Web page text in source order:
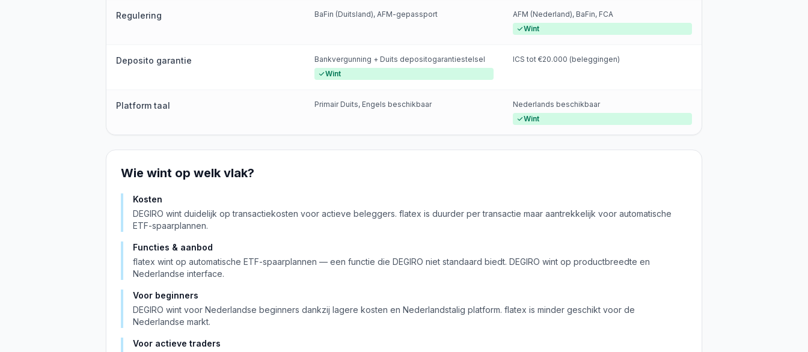
Regulering BaFin (Duitsland), AFM-gepassport
AFM (Nederland), BaFin, FCA
Wint
Deposito garantie
Bankvergunning + Duits depositogarantiestelsel
Wint
ICS tot €20.000 (beleggingen)
Platform taal Primair Duits, Engels beschikbaar
Nederlands beschikbaar
Wint
Wie wint op welk vlak?
Kosten
DEGIRO wint duidelijk op transactiekosten voor actieve beleggers. flatex is duurder per transactie maar aantrekkelijk voor automatische
ETF-spaarplannen.
Functies & aanbod
flatex wint op automatische ETF-spaarplannen — een functie die DEGIRO niet standaard biedt. DEGIRO wint op productbreedte en
Nederlandse interface.
Voor beginners
DEGIRO wint voor Nederlandse beginners dankzij lagere kosten en Nederlandstalig platform. flatex is minder geschikt voor de
Nederlandse markt.
Voor actieve traders